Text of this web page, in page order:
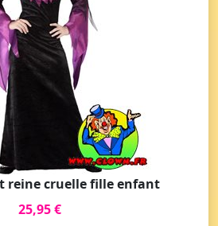
reine cruelle fille enfant
25,95 €